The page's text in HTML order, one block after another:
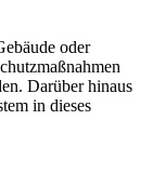
oder
Darüber hinaus
in dieses